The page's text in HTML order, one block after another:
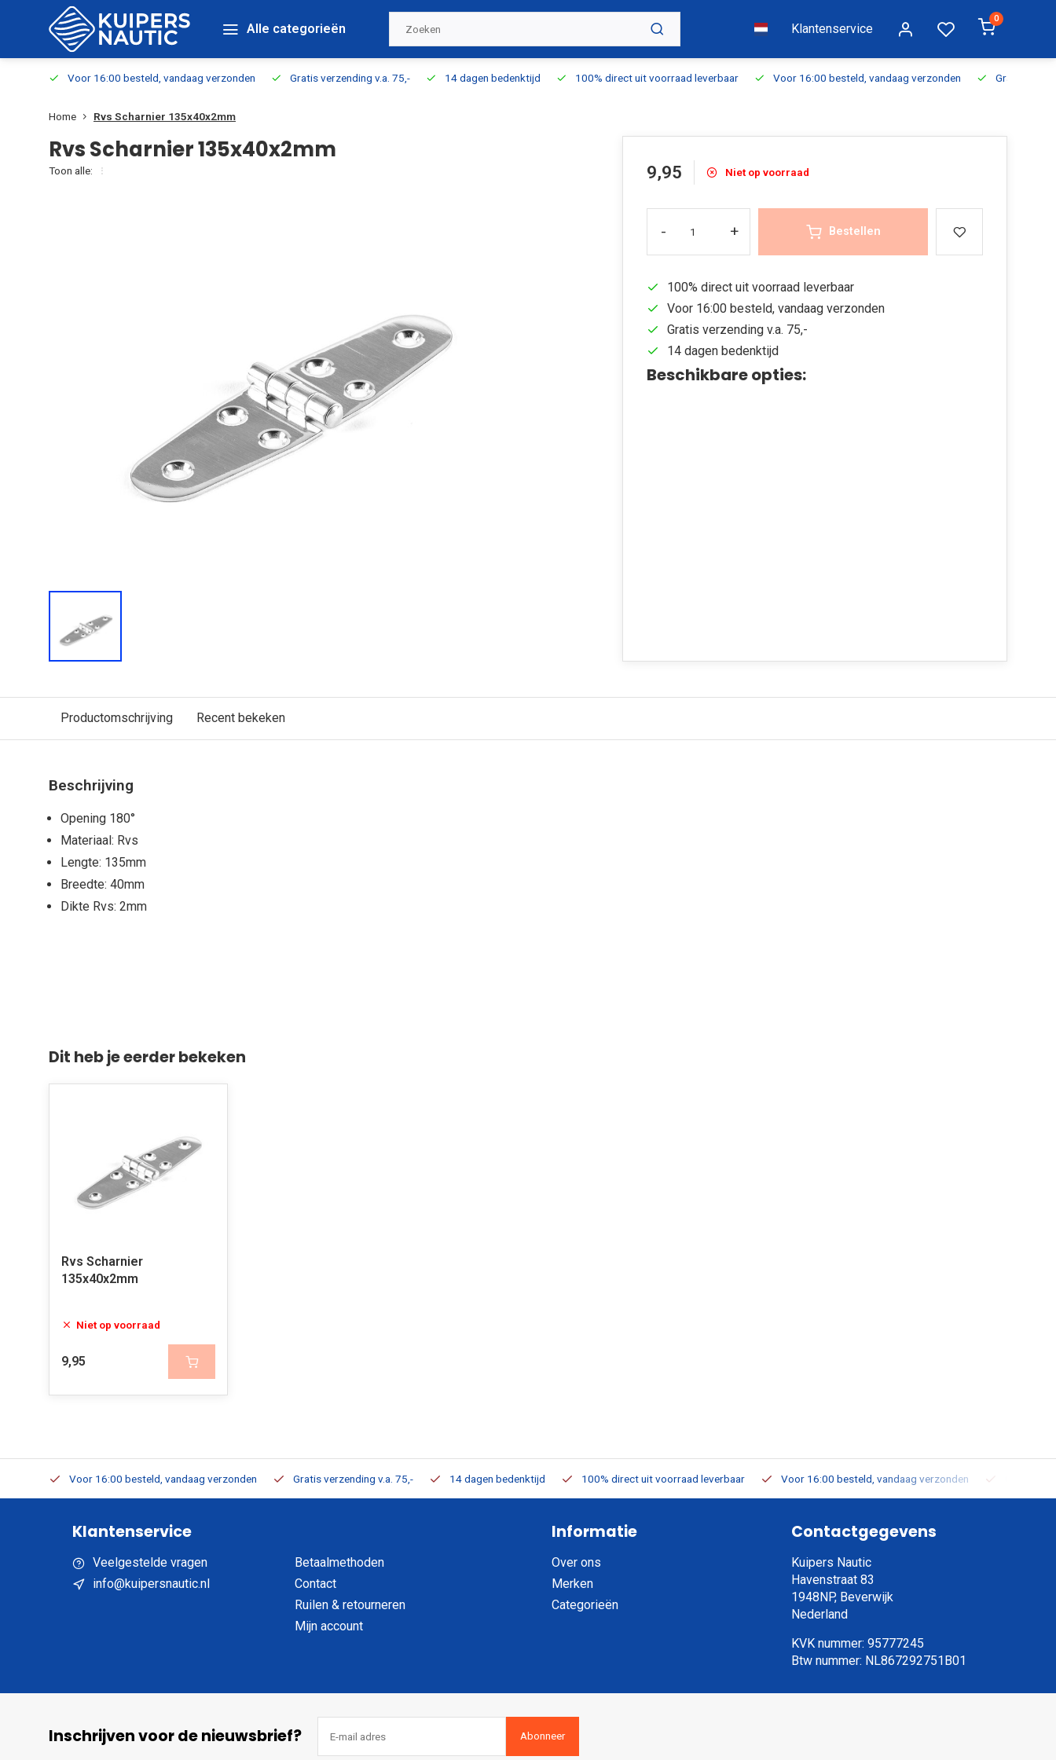
Alle categorieën Klantenservice
0
Voor 16:00 besteld, vandaag verzonden Gratis verzending v.a. 75,- 14 dagen bedenktijd 100% direct uit voorraad leverbaar Voor 16:00 besteld, vandaag verzonden Gratis
Home Rvs Scharnier 135x40x2mm
Rvs Scharnier 135x40x2mm
Toon alle: 9,95 Niet op voorraad
- + Bestellen
100% direct uit voorraad leverbaar
Voor 16:00 besteld, vandaag verzonden
Gratis verzending v.a. 75,-
14 dagen bedenktijd
Beschikbare opties:
Productomschrijving Recent bekeken
Beschrijving
Opening 180°
Materiaal: Rvs
Lengte: 135mm
Breedte: 40mm
Dikte Rvs: 2mm
Dit heb je eerder bekeken
Rvs Scharnier
135x40x2mm
Niet op voorraad
9,95
Voor 16:00 besteld, vandaag verzonden Gratis verzending v.a. 75,- 14 dagen bedenktijd 100% direct uit voorraad leverbaar Voor 16:00 besteld, vandaag verzonden
Klantenservice
Veelgestelde vragen
info@kuipersnautic.nl
Betaalmethoden
Contact
Ruilen & retourneren
Mijn account
Informatie
Over ons
Merken
Categorieën
Contactgegevens
Kuipers Nautic
Havenstraat 83
1948NP, Beverwijk
Nederland
KVK nummer: 95777245
Btw nummer: NL867292751B01
Inschrijven voor de nieuwsbrief? Abonneer